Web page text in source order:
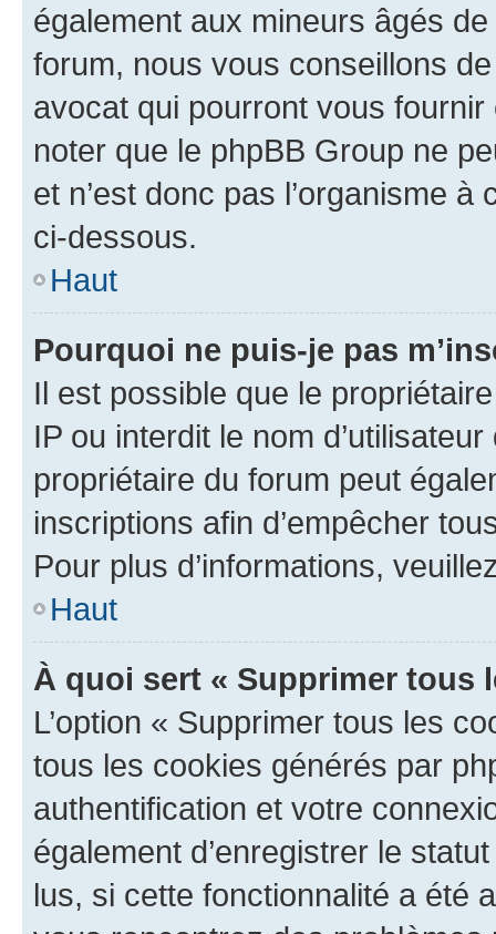
également aux mineurs âgés
forum, nous vous conseillons
avocat qui pourront vous
noter que le phpBB Group ne
et n’est donc pas l’organisme
ci-dessous.
Haut
Pourquoi ne puis-je pas
Il est possible que le
IP ou interdit le nom
propriétaire du forum peut
inscriptions afin d’empêcher
Pour plus d’informations,
Haut
À quoi sert « Supprimer tous
L’option « Supprimer tous les
tous les cookies générés par
authentification et votre
également d’enregistrer le
lus, si cette fonctionnalité a été